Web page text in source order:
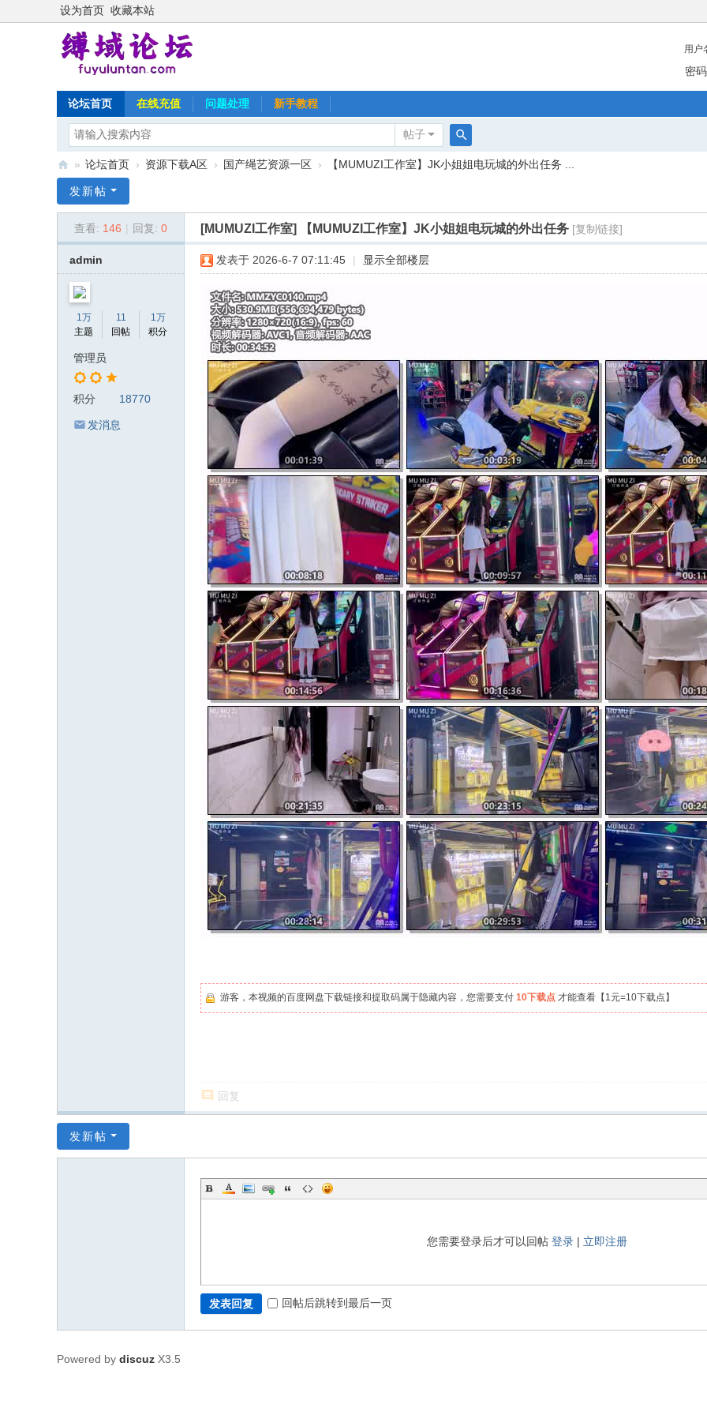
设为首页 收藏本站
用户
密码
论坛首页 在线充值 问题处理 新手教程
帖子
搜
域
» 论坛首页 › 资源下载A区 › 国产绳艺资源一区 › 【MUMUZI工作室】JK小姐姐电玩城的外出任务 ...
发新帖
查看: 146 回复: 0 [MUMUZI工作室] 【MUMUZI工作室】JK小姐姐电玩城的外出任务 [复制链接]
admin
1万
主题
11
回帖
1万
积分
管理员
积分 18770
发消息
发表于 2026-6-7 07:11:45 显示全部楼层
游客，本视频的百度网盘下载链接和提取码属于隐藏内容，您需要支付 10下载点 才能查看【1元=10下载点】
回复
发新帖
您需要登录后才可以回帖 登录| 立即注册
发表回复 回帖后跳转到最后一页
Powered by discuz X3.5